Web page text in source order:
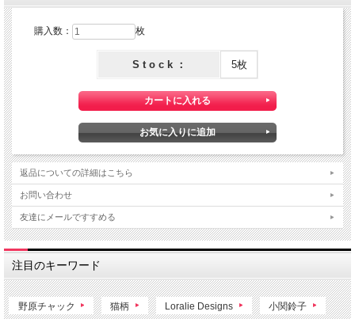
購入数： 枚
S t o c k ： 5枚
返品についての詳細はこちら
お問い合わせ
友達にメールですすめる
注目のキーワード
野原チャック 猫柄 Loralie Designs 小関鈴子